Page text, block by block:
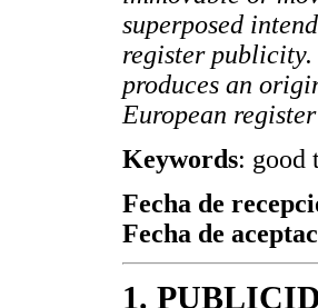
superposed
register publicity.
produces an
European register
Keywords: good
Fecha de
Fecha de
1.